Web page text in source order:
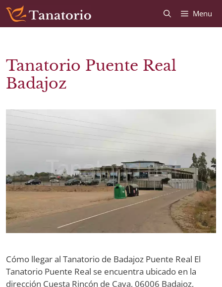
Saltar
contenido
Saltar
contenido
Menu
Tanatorio Puente Real
Badajoz
Cómo llegar al Tanatorio de Badajoz Puente Real El
Tanatorio Puente Real se encuentra ubicado en la
dirección Cuesta Rincón de Caya, 06006 Badajoz,